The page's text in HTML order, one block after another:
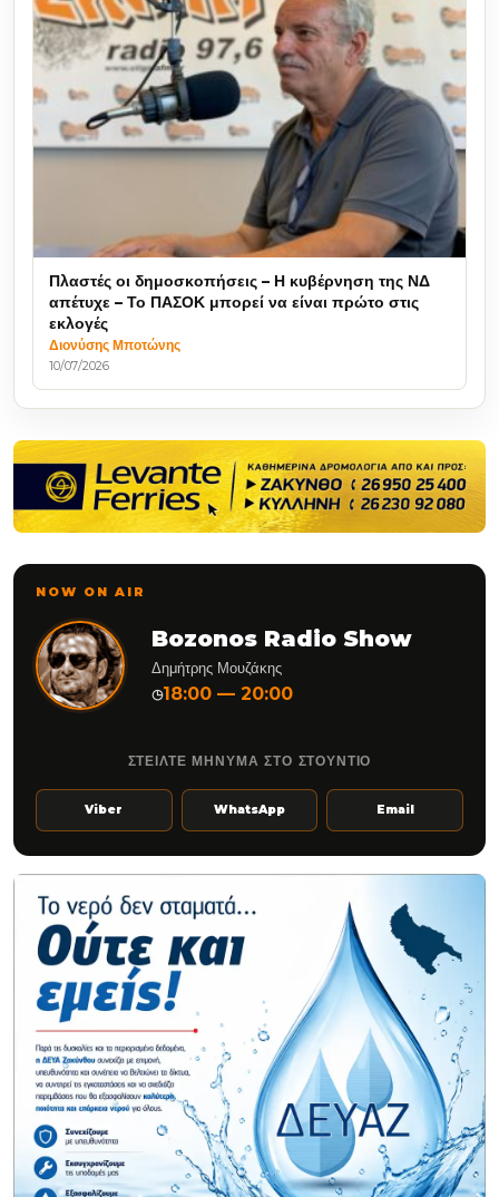
Πλαστές οι δημοσκοπήσεις – Η κυβέρνηση της ΝΔ
απέτυχε – Το ΠΑΣΟΚ μπορεί να είναι πρώτο στις
εκλογές
Διονύσης Μποτώνης
10/07/2026
NOW ON AIR
Bozonos Radio Show
Δημήτρης Μουζάκης
◷18:00 — 20:00
ΣΤΕΙΛΤΕ ΜΗΝΥΜΑ ΣΤΟ ΣΤΟΥΝΤΙΟ
Viber WhatsApp Email